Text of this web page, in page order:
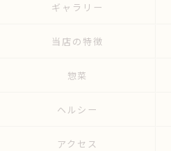
ギャラリー
当店の特徴
惣菜
ヘルシー
アクセス